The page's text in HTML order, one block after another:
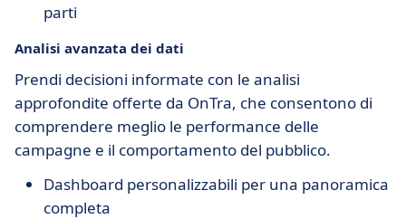
parti
Analisi avanzata dei dati
Prendi decisioni informate con le analisi
approfondite offerte da OnTra, che consentono di
comprendere meglio le performance delle
campagne e il comportamento del pubblico.
Dashboard personalizzabili per una panoramica
completa